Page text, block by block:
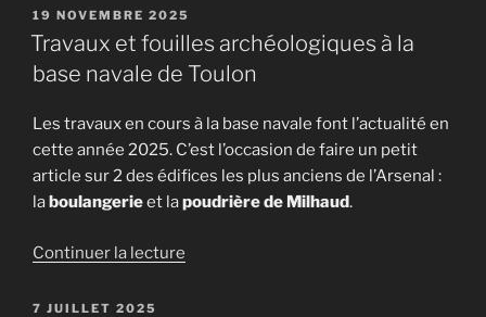
l’époque
Romaine
à
aujourd’hui
PUBLIÉ
LE
19 NOVEMBRE 2025
Travaux et fouilles archéologiques à la
base navale de Toulon
Les travaux en cours à la base navale font l’actualité en
cette année 2025. C’est l’occasion de faire un petit
article sur 2 des édifices les plus anciens de l’Arsenal :
laboulangerieet lapoudrière de Milhaud.
Continuer la lecture
PUBLIÉ
7 JUILLET 2025